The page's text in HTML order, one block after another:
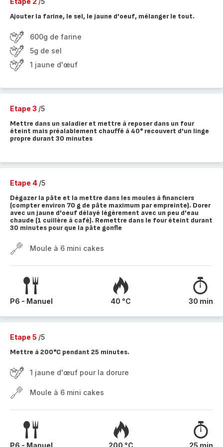
Ajouter la farine, le sel, le jaune d'oeuf, mélanger le tout.
600g de farine
5g de sel
1 jaune d'œuf
Etape 3 /5
Mettre dans un saladier et mettre à reposer dans un four
éteint mais préalablement chauffé à 40° recouvert d'un linge
propre durant 30 minutes
Etape 4 /5
Dégazer la pâte et la mettre dans les moules à financiers
(compter environ 70 g de pâte maximum par empreinte). Dorer
avec un jaune d'oeuf délayé légèrement avec un peu d'eau
chaude (1 cuillère à café). Remettre dans le four éteint durant
30 minutes pour que la pâte gonfle
Moule à 6 mini cakes
P6 - Manuel 40 °C 30 min
Etape 5 /5
Mettre à 200°C pendant 25 minutes.
1 jaune d'œuf pour la dorure
Moule à 6 mini cakes
P6 - Manuel 200 °C 25 min